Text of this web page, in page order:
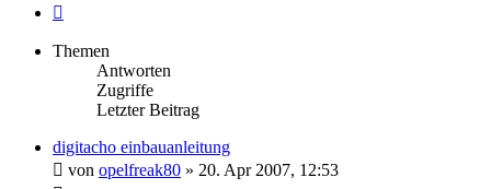
Themen
Antworten
Zugriffe
Letzter Beitrag
digitacho einbauanleitung
von opelfreak80 » 20. Apr 2007, 12:53